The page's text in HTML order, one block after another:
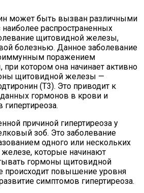
может быть вызван различными
распространенных
щитовидной железы,
болезнью. Данное заболевание
поражением
котором она начинает активно
щитовидной железы —
(Т3). Это приводит к
гормонов в крови и
причиной гипертиреоза у
зоб. Это заболевание
одного или нескольких
которые начинают
гормоны щитовидной
происходит повышение уровня
симптомов гипертиреоза.